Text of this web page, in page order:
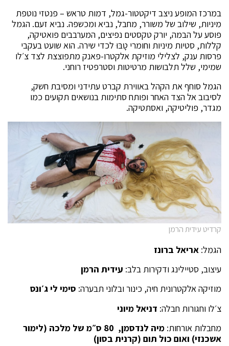
במרכז המופע ניצב דיקטטור-גמל, דמות טראש – פנטזי נוטפת
מיניות, שילוב של משורר, מחבל, נביא ומכשפה. נביא זעם. הגמל
פוסע על הבמה, יורק טקסטים נפיצים, המערבבים פואטיקה,
קללות, סטיות מיניות וחומרי טָבּוּ לכדי שירה. הוא שועט בעקבי
פרסות ענק, לצלילי מוזיקת אלקטרו-פאנק מתפוצצת לצד צ׳לו
שמימי, שלל תלבושות מרטיטות וסטרפטיז רוחני.
הגמל סוחף את הקהל באווירת קברט עתידני ומסיבת חשק,
לסיבוב אל הצד האחר ופותח סתימות בנושאים תקועים כמו
מגדר, פוליטיקה, ואסתטיקה.
קרדיט עידית הרמן
הגמל: אריאל ברונז
עיצוב, סטיילינג ודקירות בלב: עידית הרמן
מוזיקה אלקטרונית חיה, כינור ובלוני תבערה: סימי לי ג׳ונס
צ׳לו וחגורות חבלה: דניאל מיוני
מחבלות אורחות:
מיה לנדסמן, 80 ס״מ של מלכה (לימור
אשכנזי) ואום כול תום (קרנית בסון)